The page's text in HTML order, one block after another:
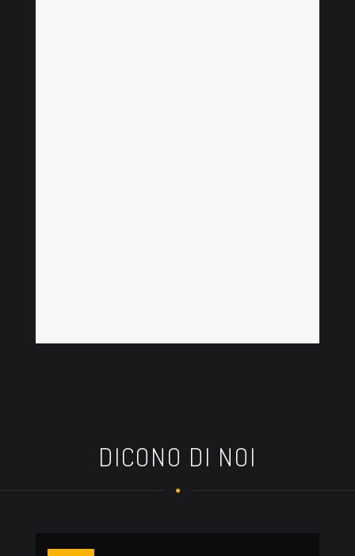
DICONO DI NOI